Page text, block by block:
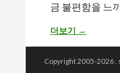
금 불편함을 느
해외판 갤럭시 노
더보기 →
Copyright 2005-2026 .